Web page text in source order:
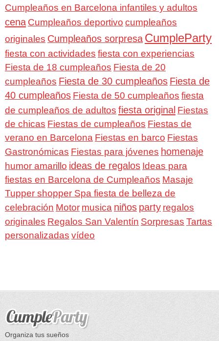
Cumpleaños en Barcelona infantiles y adultos
cena Cumpleaños deportivo cumpleaños
originales Cumpleaños sorpresa CumpleParty
fiesta con actividades fiesta con experiencias
Fiesta de 18 cumpleaños Fiesta de 20
cumpleaños Fiesta de 30 cumpleaños Fiesta de
40 cumpleaños Fiesta de 50 cumpleaños fiesta
de cumpleaños de adultos fiesta original Fiestas
de chicas Fiestas de cumpleaños Fiestas de
verano en Barcelona Fiestas en barco Fiestas
Gastronómicas Fiestas para jóvenes homenaje
humor amarillo ideas de regalos Ideas para
fiestas en Barcelona de Cumpleaños Masaje
Tupper shopper Spa fiesta de belleza de
celebración Motor musica niños party regalos
originales Regalos San Valentín Sorpresas Tartas
personalizadas vídeo
Organiza tus sueños